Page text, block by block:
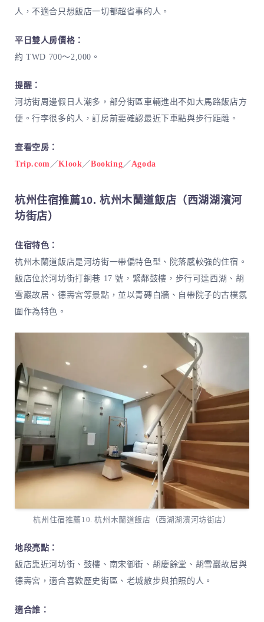
人，不適合只想飯店一切都超省事的人。
平日雙人房價格：
約 TWD 700～2,000。
提醒：
河坊街周邊假日人潮多，部分街區車輛進出不如大馬路飯店方
便。行李很多的人，訂房前要確認最近下車點與步行距離。
查看空房：
Trip.com ／Klook／Booking／Agoda
杭州住宿推薦10. 杭州木蘭道飯店（西湖湖濱河
坊街店）
住宿特色：
杭州木蘭道飯店是河坊街一帶偏特色型、院落感較強的住宿。
飯店位於河坊街打銅巷 17 號，緊鄰鼓樓，步行可達西湖、胡
雪巖故居、德壽宮等景點，並以青磚白牆、自帶院子的古樸氛
圍作為特色。
杭州住宿推薦10. 杭州木蘭道飯店（西湖湖濱河坊街店）
地段亮點：
飯店靠近河坊街、鼓樓、南宋御街、胡慶餘堂、胡雪巖故居與
德壽宮，適合喜歡歷史街區、老城散步與拍照的人。
適合誰：